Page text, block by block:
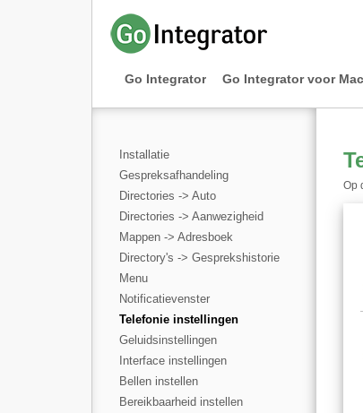
Go Integrator Go Integrator voor Mac
Installatie
Gespreksafhandeling
Directories -> Auto
Directories -> Aanwezigheid
Mappen -> Adresboek
Directory's -> Gesprekshistorie
Menu
Notificatievenster
Telefonie instellingen
Geluidsinstellingen
Interface instellingen
Bellen instellen
Bereikbaarheid instellen
Op